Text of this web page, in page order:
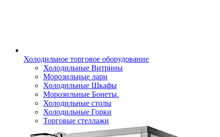
Холодильное торговое оборудование
Холодильные Витрины
Морозильные лари
Холодильные Шкафы
Морозильные Бонеты.
Холодильные столы
Холодильные Горки
Торговые стеллажи